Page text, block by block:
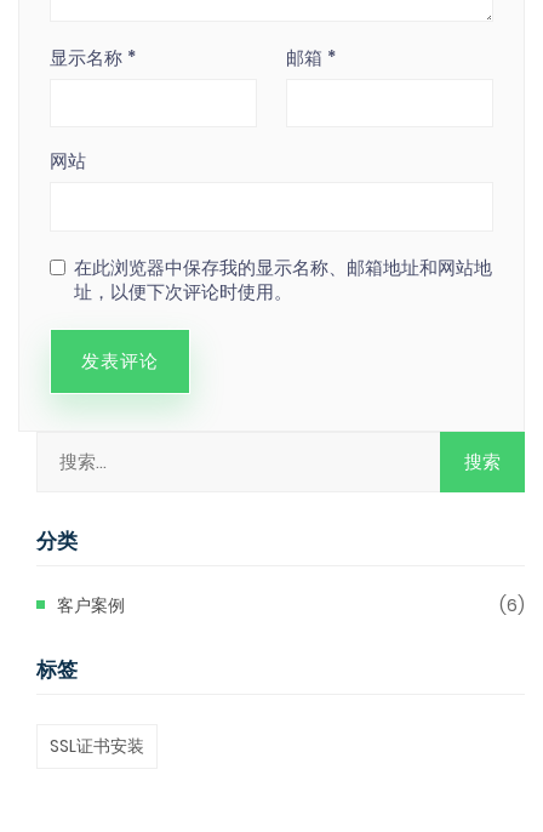
显示名称 * 邮箱 *
网站
在此浏览器中保存我的显示名称、邮箱地址和网站地
址，以便下次评论时使用。
分类
客户案例 (6)
标签
SSL证书安装